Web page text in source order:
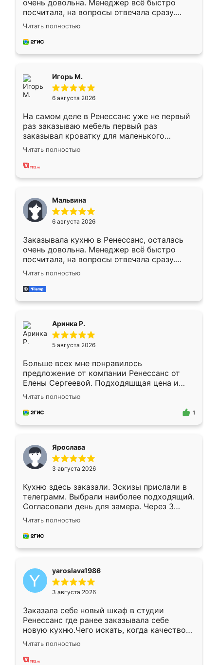
очень довольна. Менеджер всё быстро
посчитала, на вопросы отвечала сразу.
Замерщик приехал в субботу, подошёл к
делу со всей ответственностью. Собрали
за день, ребята работали аккуратно, даже
Читать полностью
Игорь М.
6 августа 2026
На самом деле в Ренессанс уже не первый
раз заказываю мебель первый раз
заказывал кроватку для маленького
ребёнка при его рождении ,во второй раз
заказал шкаф-купе. По качеству очень
хорошее сборка достаточно быстрая,
меньше, здесь же он более разнообразный.
Мне нравится ,если что-то потребуется из
мебели буду заказывать только здесь.
Читать полностью
Мальвина
6 августа 2026
Заказывала кухню в Ренессанс, осталась
очень довольна. Менеджер всё быстро
посчитала, на вопросы отвечала сразу.
Замерщик приехал в субботу, подошёл к
делу со всей ответственностью. Собрали
за день, ребята работали аккуратно, даже
Читать полностью
Аринка Р.
5 августа 2026
Больше всех мне понравилось
предложение от компании Ренессанс от
Елены Сергеевой. Подходяшщая цена и
короткие сроки изготовления. Приехавший
для замера сотрудник Владислав
предложил по моему эскизу самый
Читать полностью
1
Ярослава
3 августа 2026
Кухню здесь заказали. Эскизы прислали в
телеграмм. Выбрали наиболее подходящий.
Согласовали день для замера. Через 3
недели кухня была уже готова. Остались
довольны работой. Спасибо Ренессанс
мебель за качественную работу!
Читать полностью
yaroslava1986
3 августа 2026
Заказала себе новый шкаф в студии
Ренессанс где ранее заказывала себе
новую кухню.Чего искать, когда качеством
вполне довольна. Служит кухня уже почти
два года, нареканий нет.
Читать полностью